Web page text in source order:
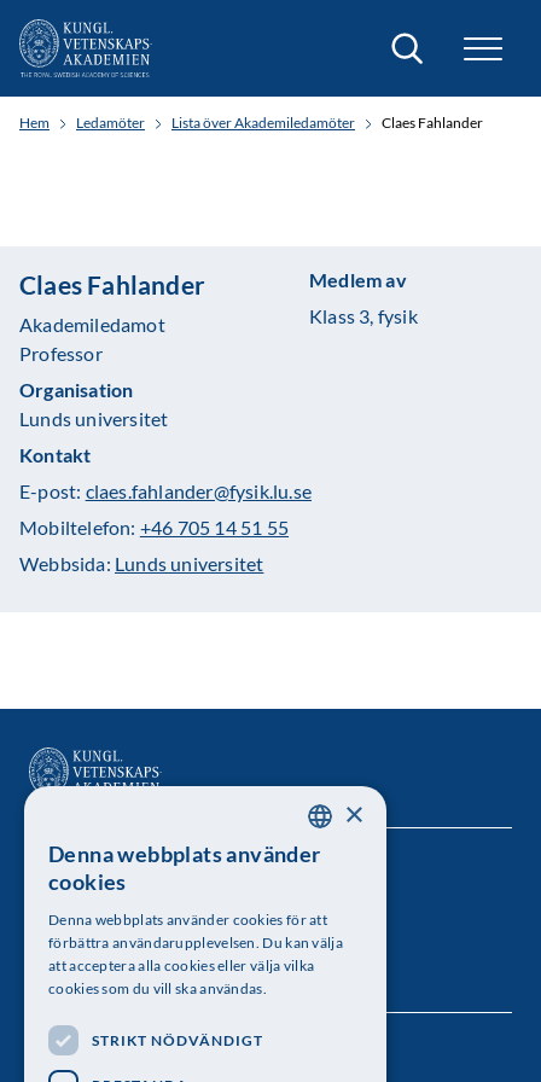
Sök
Hem Ledamöter Lista över Akademiledamöter Claes Fahlander
Claes Fahlander
Akademiledamot
Professor
Organisation
Lunds universitet
Medlem av
Klass 3, fysik
Kontakt
E-post: claes.fahlander@fysik.lu.se
Mobiltelefon: +46 705 14 51 55
Webbsida: Lunds universitet
Kungl. Vetenskapsakademien
Besöksadress: Lilla Frescativägen 4A
Telefon: 08-673 95 00
Följ oss
SWEDISH
×
Denna webbplats använder
cookies
Denna webbplats använder cookies för att
förbättra användarupplevelsen. Du kan välja
att acceptera alla cookies eller välja vilka
cookies som du vill ska användas.
STRIKT NÖDVÄNDIGT